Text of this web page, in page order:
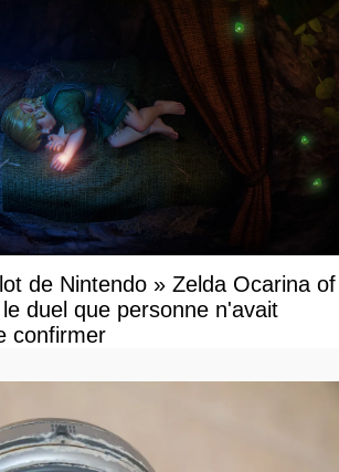
de Nintendo » Zelda Ocarina of
duel que personne n'avait
confirmer